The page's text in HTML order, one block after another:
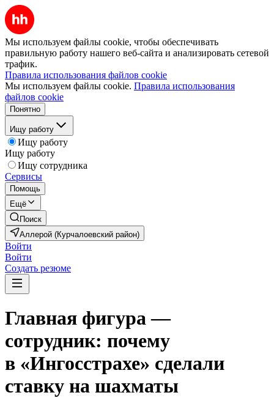
Мы используем файлы cookie, чтобы обеспечивать
правильную работу нашего веб-сайта и анализировать сетевой
трафик.
Правила использования файлов cookie
Мы используем файлы cookie. Правила использования
файлов cookie
Понятно
Ищу работу
Ищу работу
Ищу работу
Ищу сотрудника
Сервисы
Помощь
Ещё
Поиск
Аллерой (Курчалоевский район)
Войти
Войти
Создать резюме
Главная фигура —
сотрудник: почему
в «Ингосстрахе» сделали
ставку на шахматы